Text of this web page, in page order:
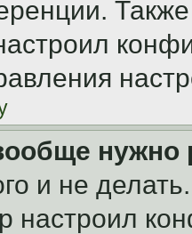
нужно
и не
настроил